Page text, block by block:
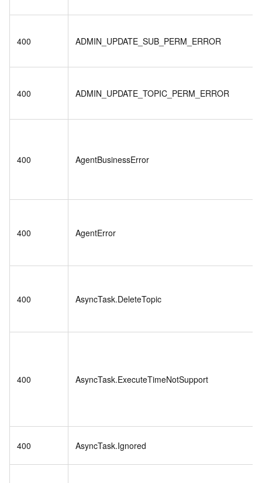
400 ADMIN_UPDATE_SUB_PERM_ERROR
400 ADMIN_UPDATE_TOPIC_PERM_ERROR
400 AgentBusinessError
400 AgentError
400 AsyncTask.DeleteTopic
400 AsyncTask.ExecuteTimeNotSupport
400 AsyncTask.Ignored